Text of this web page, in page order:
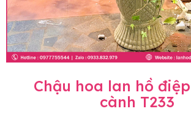
Chậu hoa lan hồ
cành T233